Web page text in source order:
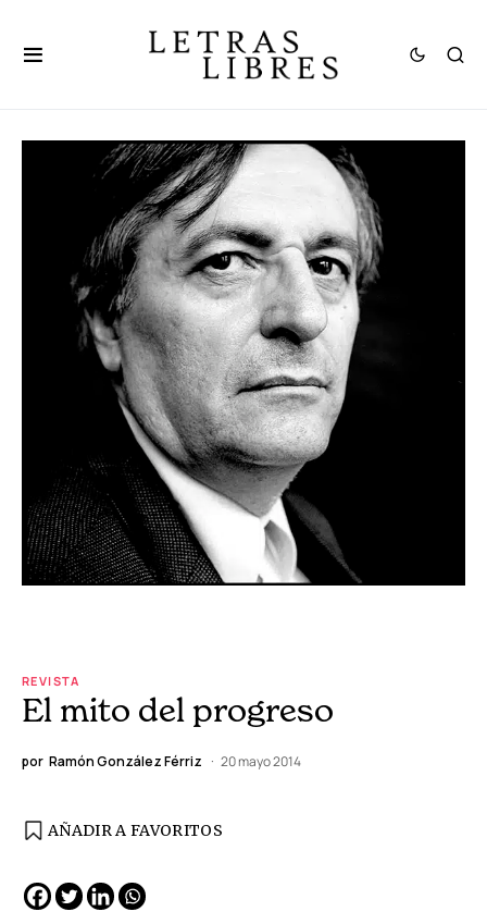
REVISTA
El mito del progreso
por Ramón González Férriz 20 mayo 2014
AÑADIR A FAVORITOS